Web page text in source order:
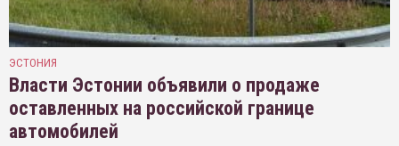
ЭСТОНИЯ
Власти Эстонии объявили о продаже
оставленных на российской границе
автомобилей